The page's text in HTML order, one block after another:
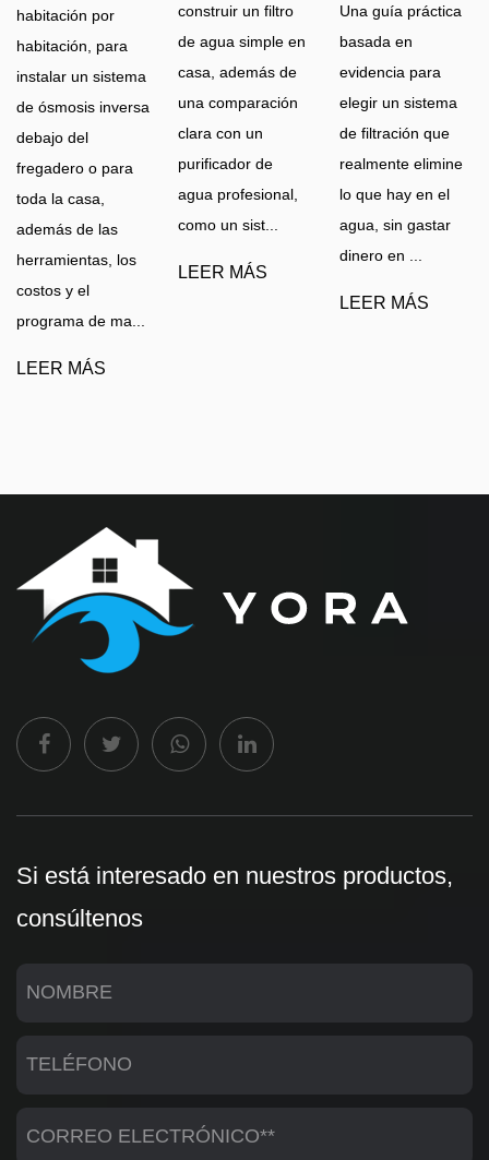
habitación por
habitación, para
instalar un sistema
de ósmosis inversa
debajo del
fregadero o para
toda la casa,
además de las
herramientas, los
costos y el
programa de ma...
LEER MÁS
construir un filtro
de agua simple en
casa, además de
una comparación
clara con un
purificador de
agua profesional,
como un sist...
LEER MÁS
Una guía práctica
basada en
evidencia para
elegir un sistema
de filtración que
realmente elimine
lo que hay en el
agua, sin gastar
dinero en ...
LEER MÁS
Si está interesado en nuestros productos,
consúltenos